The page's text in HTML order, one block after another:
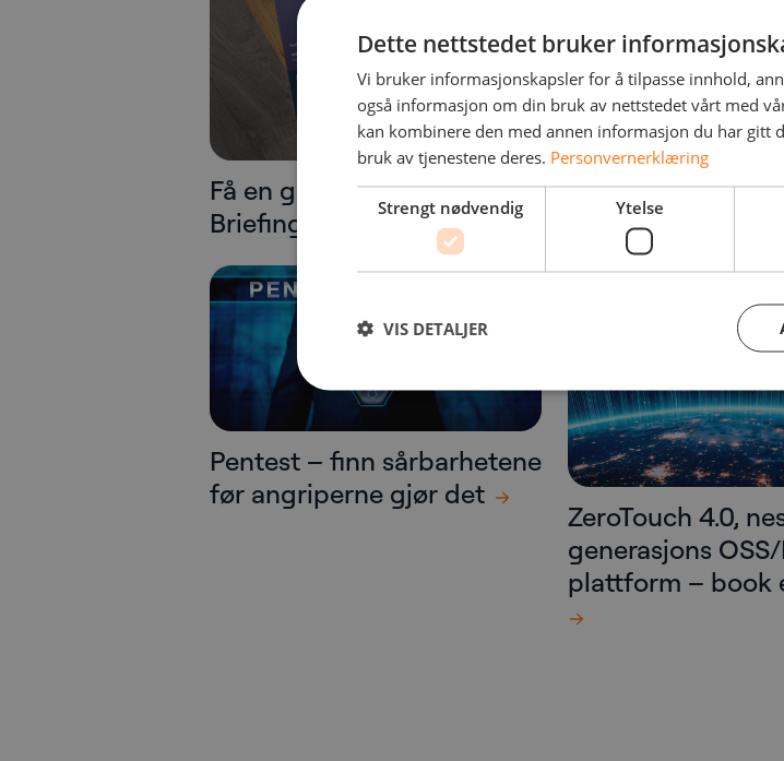
Få en gratis Dark Web
Briefing – er dere utsatt?
NetNordic
Pentest – finn sårbarhetene
før angriperne gjør det
ZeroTouch 4.0,
generasjons
plattform – book
Dette nettstedet bruker
Vi bruker informasjonskapsler for å tilpasse innhold,
også informasjon om din bruk av nettstedet vårt med
kan kombinere den med annen informasjon du har gitt
bruk av tjenestene deres. Personvernerklæring
Strengt nødvendig Ytelse
VIS DETALJER